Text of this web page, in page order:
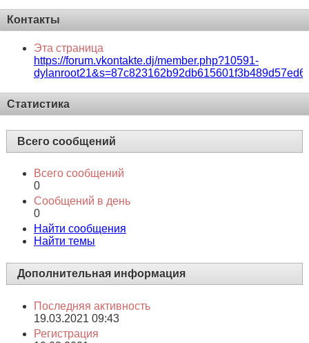
Контакты
Эта страница
https://forum.vkontakte.dj/member.php?10591-
dylanroot21&s=87c823162b92db615601f3b489d57ed6
Статистика
Всего сообщений
Всего сообщений
0
Сообщений в день
0
Найти сообщения
Найти темы
Дополнительная информация
Последняя активность
19.03.2021 09:43
Регистрация